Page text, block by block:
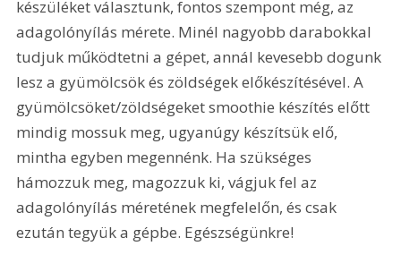
készüléket választunk, fontos szempont még, az
adagolónyílás mérete. Minél nagyobb darabokkal
tudjuk működtetni a gépet, annál kevesebb dogunk
lesz a gyümölcsök és zöldségek előkészítésével. A
gyümölcsöket/zöldségeket smoothie készítés előtt
mindig mossuk meg, ugyanúgy készítsük elő,
mintha egyben megennénk. Ha szükséges
hámozzuk meg, magozzuk ki, vágjuk fel az
adagolónyílás méretének megfelelőn, és csak
ezután tegyük a gépbe. Egészségünkre!